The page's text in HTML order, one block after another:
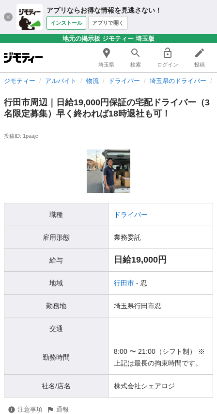
アプリならお得な情報を見逃さない！
インストール アプリで開く
地元の掲示板 ジモティー 埼玉版
埼玉県 検索 ログイン 投稿
ジモティー アルバイト 物流 ドライバー 埼玉県のドライバー
行田市周辺｜日給19,000円保証の宅配ドライバー（3
名限定募集）早く終われば18時退社も可！
投稿ID: 1paajc
職種 ドライバー
雇用形態 業務委託
給与 日給19,000円
地域 行田市 - 忍
勤務地 埼玉県行田市忍
交通
勤務時間
8:00 〜 21:00（シフト制） ※
上記は最長の拘束時間です。
社名/店名 株式会社シェアロジ
注意事項 通報